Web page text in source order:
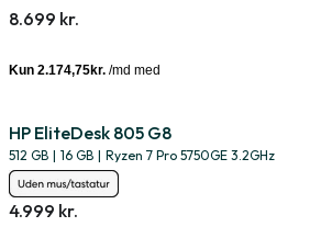
8.699 kr.
HP EliteDesk 805 G8
512 GB | 16 GB | Ryzen 7 Pro 5750GE 3.2GHz
4.999 kr.